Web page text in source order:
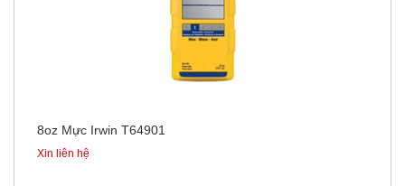
8oz Mực Irwin T64901
Xin liên hệ